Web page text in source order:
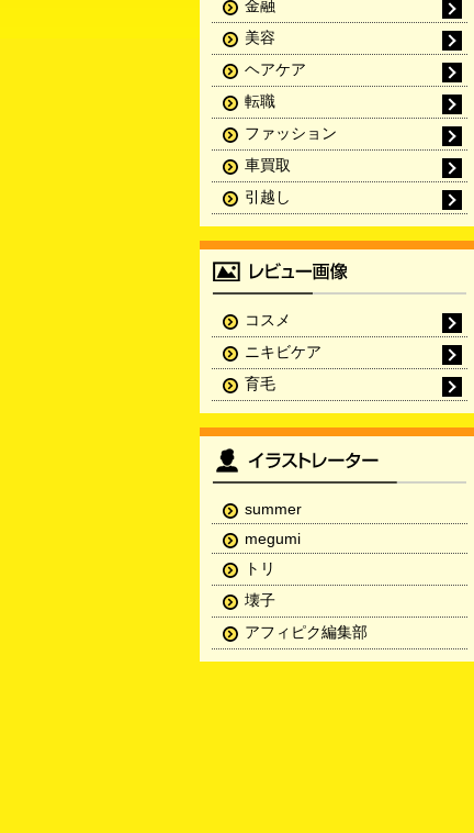
金融
美容
ヘアケア
転職
ファッション
車買取
引越し
コスメ
ニキビケア
育毛
summer
megumi
トリ
壊子
アフィピク編集部